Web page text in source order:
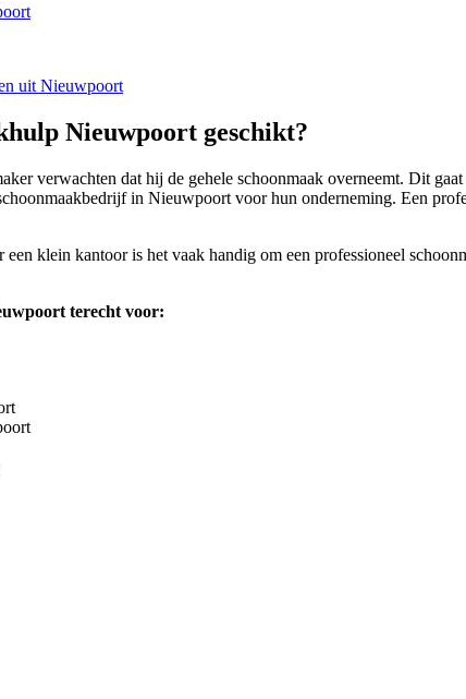
uit Nieuwpoort
Nieuwpoort geschikt?
verwachten dat hij de gehele schoonmaak overneemt. Dit
in Nieuwpoort voor hun onderneming. Een
een klein kantoor is het vaak handig om een professioneel
terecht voor: